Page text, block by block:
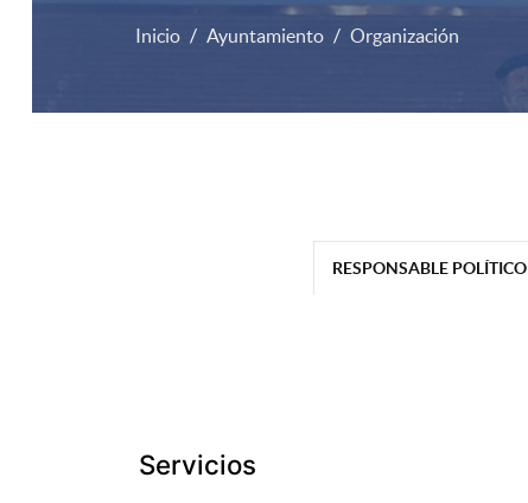
Inicio Ayuntamiento Organización
RESPONSABLE POLÍTICO
Servicios